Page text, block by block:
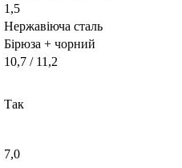
1,5
Нержавіюча сталь
Бірюза + чорний
10,7 / 11,2
Так
7,0